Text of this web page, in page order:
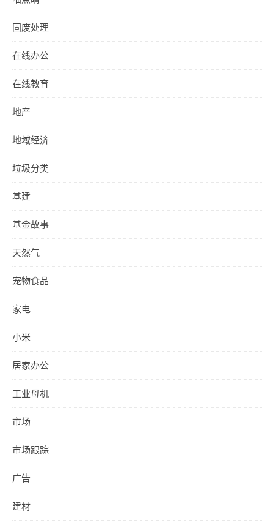
固废处理
在线办公
在线教育
地产
地域经济
垃圾分类
基建
基金故事
天然气
宠物食品
家电
小米
居家办公
工业母机
市场
市场跟踪
广告
建材